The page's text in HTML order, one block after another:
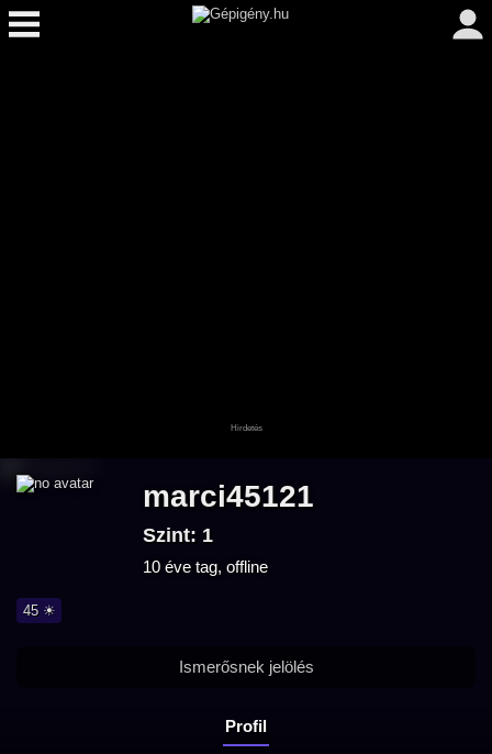
marci45121
Szint: 1
10 éve tag, offline
45 ☀
Profil
Ismerősnek jelölés